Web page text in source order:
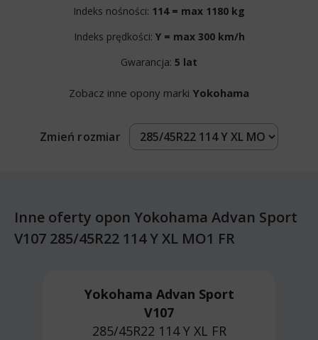
Indeks nośności: 114 = max 1180 kg
Indeks prędkości: Y = max 300 km/h
Gwarancja: 5 lat
Zobacz inne opony marki Yokohama
Zmień rozmiar
Inne oferty opon Yokohama Advan Sport
V107 285/45R22 114 Y XL MO1 FR
Yokohama Advan Sport
V107
285/45R22 114 Y XL FR